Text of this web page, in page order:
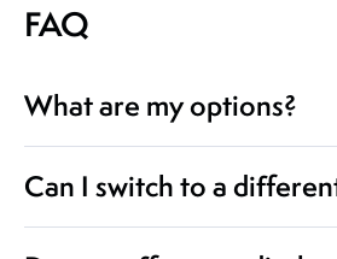
FAQ
What are my options?
Can I switch to a